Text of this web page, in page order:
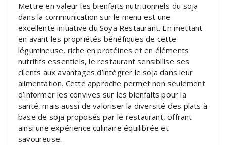
Mettre en valeur les bienfaits nutritionnels du soja
dans la communication sur le menu est une
excellente initiative du Soya Restaurant. En mettant
en avant les propriétés bénéfiques de cette
légumineuse, riche en protéines et en éléments
nutritifs essentiels, le restaurant sensibilise ses
clients aux avantages d’intégrer le soja dans leur
alimentation. Cette approche permet non seulement
d’informer les convives sur les bienfaits pour la
santé, mais aussi de valoriser la diversité des plats à
base de soja proposés par le restaurant, offrant
ainsi une expérience culinaire équilibrée et
savoureuse.